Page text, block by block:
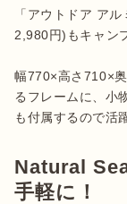
「アウトドア ア
2,980円)もキャン
幅770×高さ710×
るフレームに、小
Natural
手軽に！